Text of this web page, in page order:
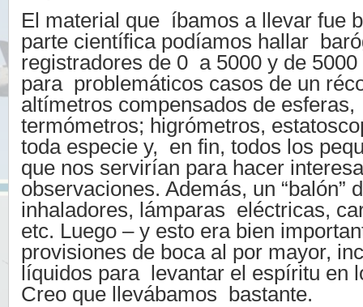
El material que íbamos a llevar fue
parte científica podíamos hallar
registradores de 0 a 5000 y de
para problemáticos casos de un
altímetros compensados de
termómetros; higrómetros,
toda especie y, en fin, todos los
que nos servirían para hacer
observaciones. Además, un “balón”
inhaladores, lámparas eléctricas,
etc. Luego – y esto era bien
provisiones de boca al por mayor,
líquidos para levantar el espíritu en
Creo que llevábamos bastante.